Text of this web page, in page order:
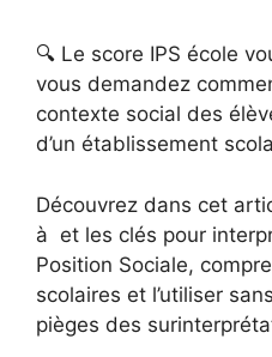
🔍 Le score IPS école
vous demandez
contexte social des
d’un établissement
Découvrez dans cet
à et les clés pour
Position Sociale,
scolaires et l’utiliser
pièges des